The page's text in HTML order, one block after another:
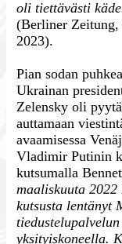
oli tiettävästi
(Berliner
2023).
Pian sodan
Ukrainan
Zelensky oli
auttamaan
avaamisessa
Vladimir Putinin
kutsumalla
maaliskuuta
kutsusta lentänyt
yksityiskoneella.